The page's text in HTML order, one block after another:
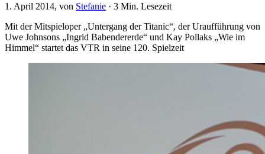
1. April 2014, von Stefanie · 3 Min. Lesezeit
Mit der Mitspieloper „Untergang der Titanic“, der Uraufführung von
Uwe Johnsons „Ingrid Babendererde“ und Kay Pollaks „Wie im
Himmel“ startet das VTR in seine 120. Spielzeit